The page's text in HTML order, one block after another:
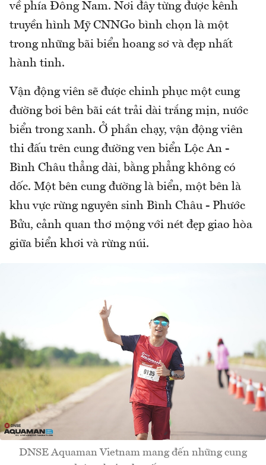
về phía Đông Nam. Nơi đây từng được kênh
truyền hình Mỹ CNNGo bình chọn là một
trong những bãi biển hoang sơ và đẹp nhất
hành tinh.
Vận động viên sẽ được chinh phục một cung
đường bơi bên bãi cát trải dài trắng mịn, nước
biển trong xanh. Ở phần chạy, vận động viên
thi đấu trên cung đường ven biển Lộc An -
Bình Châu thẳng dài, bằng phẳng không có
dốc. Một bên cung đường là biển, một bên là
khu vực rừng nguyên sinh Bình Châu - Phước
Bửu, cảnh quan thơ mộng với nét đẹp giao hòa
giữa biển khơi và rừng núi.
DNSE Aquaman Vietnam mang đến những cung